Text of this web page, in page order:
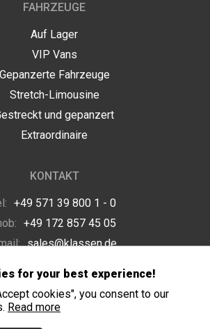
FAHRZEUGE
Auf Lager
VIP Vans
Gepanzerte Fahrzeuge
Stretch-Limousine
und gepanzert
Extraordinaire
KONTAKT
+49 571 39 800 1 - 0
+49 172 857 45 05
sales@klassen.de
for your best experience!
cookies", you consent to our
Read more